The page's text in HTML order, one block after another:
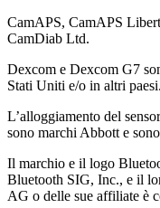
CamAPS, CamAPS
CamDiab Ltd.
Dexcom e Dexcom G7
Stati Uniti e/o in altri paesi.
L’alloggiamento del
sono marchi Abbott e
Il marchio e il logo
Bluetooth SIG, Inc., e il
AG o delle sue affiliate è